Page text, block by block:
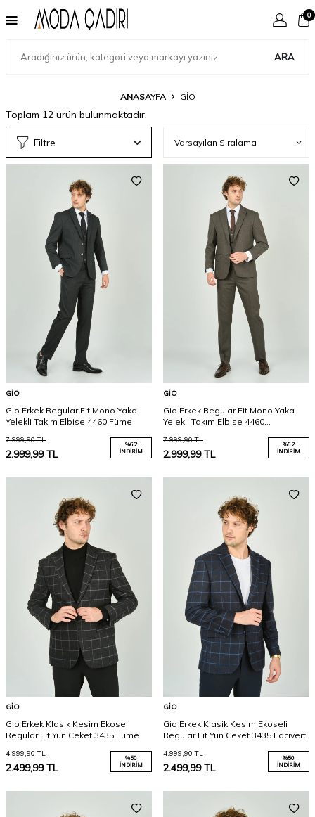
ARA
0
ANASAYFA GIO
Toplam 12 ürün bulunmaktadır.
Filtre
GIO
Gio Erkek Regular Fit Mono Yaka
Yelekli Takım Elbise 4460 Füme
7.999,90TL
2.999,99TL
%62
İNDIRIM
GIO
Gio Erkek Regular Fit Mono Yaka
Yelekli Takım Elbise 4460
7.999,90TL
2.999,99TL
%62
İNDIRIM
GIO
Gio Erkek Klasik Kesim Ekoseli
Regular Fit Yün Ceket 3435 Füme
4.999,90TL
2.499,99TL
%50
İNDIRIM
GIO
Gio Erkek Klasik Kesim Ekoseli
Regular Fit Yün Ceket 3435 Lacivert
4.999,90TL
2.499,99TL
%50
İNDIRIM